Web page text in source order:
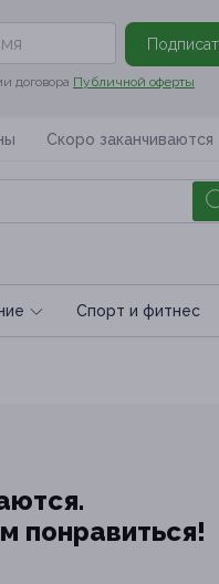
договора Публичной оферты
Скоро заканчиваются
Спoрт и фитнес
понравиться!